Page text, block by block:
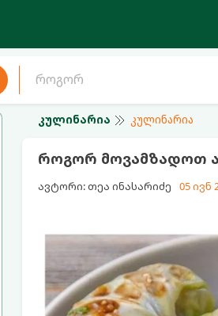
კულინარია კულინარია
როგორ მოვამზადოთ
ავტორი: თეა ინასარიძე 05 ივნ